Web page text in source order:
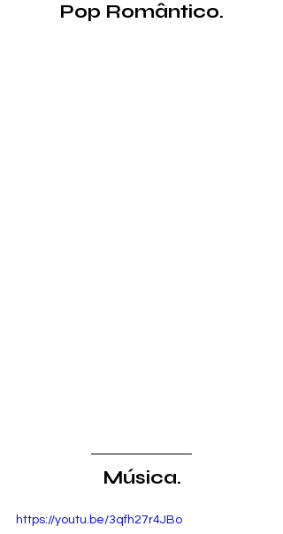
Pop Romântico.
Música.
https://youtu.be/3qfh27r4JBo